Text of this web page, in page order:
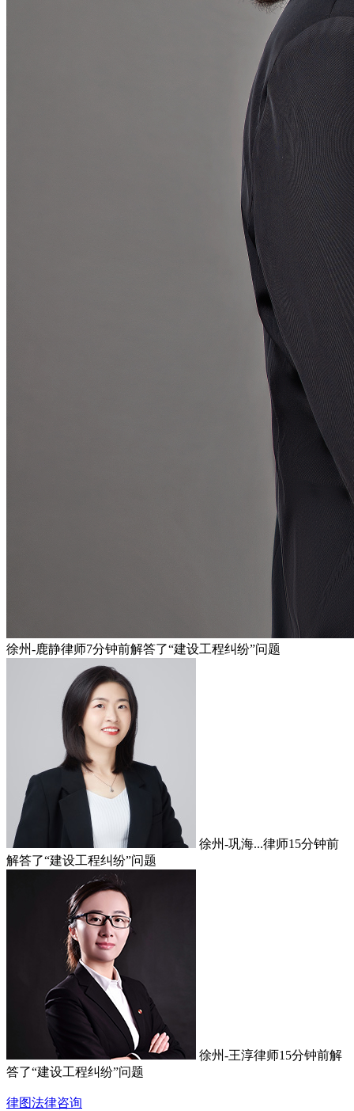
徐州-鹿静律师7分钟前解答了“建设工程纠纷”问题
徐州-巩海...律师15分钟前
解答了“建设工程纠纷”问题
徐州-王淳律师15分钟前解
答了“建设工程纠纷”问题
律图法律咨询